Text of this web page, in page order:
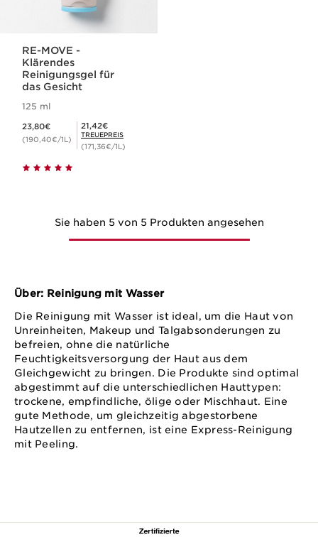
RE-MOVE -
Klärendes
Reinigungsgel für
das Gesicht
125 ml
23,80€
(190,40€/1L)
Mitgliederpreis 21,42€
21,42€
TREUEPREIS
(171,36€/1L)
Sie haben 5 von 5 Produkten angesehen
Über: Reinigung mit Wasser
Die Reinigung mit Wasser ist ideal, um die Haut von
Unreinheiten, Makeup und Talgabsonderungen zu
befreien, ohne die natürliche
Feuchtigkeitsversorgung der Haut aus dem
Gleichgewicht zu bringen. Die Produkte sind optimal
abgestimmt auf die unterschiedlichen Hauttypen:
trockene, empfindliche, ölige oder Mischhaut. Eine
gute Methode, um gleichzeitig abgestorbene
Hautzellen zu entfernen, ist eine Express-Reinigung
mit Peeling.